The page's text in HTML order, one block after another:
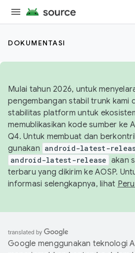
DOKUMENTASI
Mulai tahun 2026, untuk
pengembangan stabil trunk kami
stabilitas platform untuk
memublikasikan kode sumber ke
Q4. Untuk membuat dan
gunakan android-latest-
android-latest-release akan
terbaru yang dikirim ke AOSP.
informasi selengkapnya, lihat
Google menggunakan teknologi